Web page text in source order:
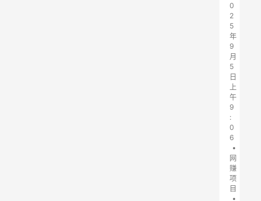
0
2
5
年
9
月
5
日
上
午
9
:
0
6
•
网
赚
项
目
•